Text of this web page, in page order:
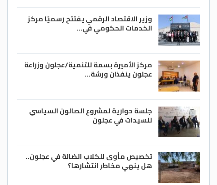
وزير الاقتصاد الرقمي يفتتح رسميًا مركز
الخدمات الحكومي في…
مركز الأميرة بسمة للتنمية/عجلون وزراعة
عجلون ينفذان ورشة…
جلسة حوارية لمشروع الصالون السياسي
للسيدات في عجلون
تخصيص مأوى للكلاب الضالة في عجلون..
هل ينهي مخاطر انتشارها؟